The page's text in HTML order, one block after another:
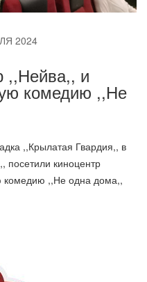
2024
,,Нейва,, и
комедию ,,Не
,,Крылатая Гвардия,, в
посетили киноцентр
комедию ,,Не одна дома,,